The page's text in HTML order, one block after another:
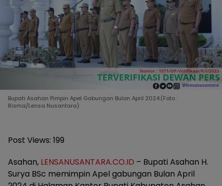
Bupati Asahan Pimpin Apel Gabungan Bulan April 2024.(Foto :
Risma/Lensa Nusantara)
Post Views: 199
Asahan, LENSANUSANTARA.CO.ID – Bupati Asahan H.
Surya BSc memimpin Apel gabungan Bulan April